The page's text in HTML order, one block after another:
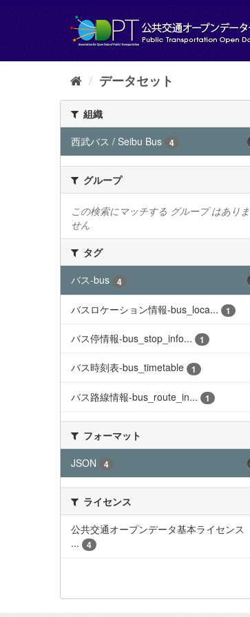
し
データセット
組織
西武バス / Seibu Bus
4
グループ
この検索にマッチする グループ はありま
せん
タグ
バス-bus
4
バスロケーション情報-bus_loca... 1
バス停情報-bus_stop_info... 1
バス時刻表-bus_timetable 1
バス路線情報-bus_route_in... 1
フォーマット
JSON
4
ライセンス
公共交通オープンデータ基本ライセンス
...
4